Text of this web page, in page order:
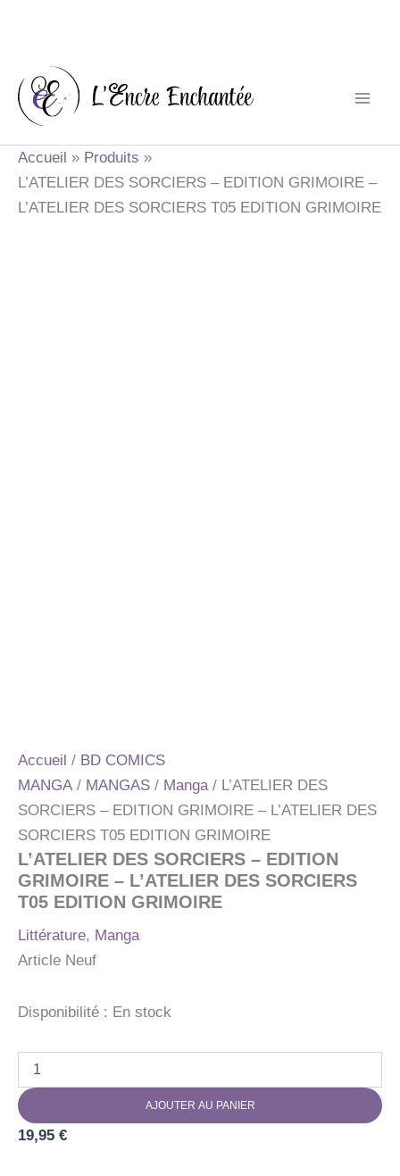
contenu
Accueil
Produits
L’ATELIER DES SORCIERS – EDITION GRIMOIRE –
L’ATELIER DES SORCIERS T05 EDITION GRIMOIRE
Accueil / BD COMICS
MANGA / MANGAS / Manga/ L’ATELIER DES
SORCIERS – EDITION GRIMOIRE – L’ATELIER DES
SORCIERS T05 EDITION GRIMOIRE
L’ATELIER DES SORCIERS – EDITION
GRIMOIRE – L’ATELIER DES SORCIERS
T05 EDITION GRIMOIRE
Littérature, Manga
Article Neuf
Disponibilité : En stock
L'ATELIER
DES
SORCIERS
AJOUTER AU PANIER
19,95 €